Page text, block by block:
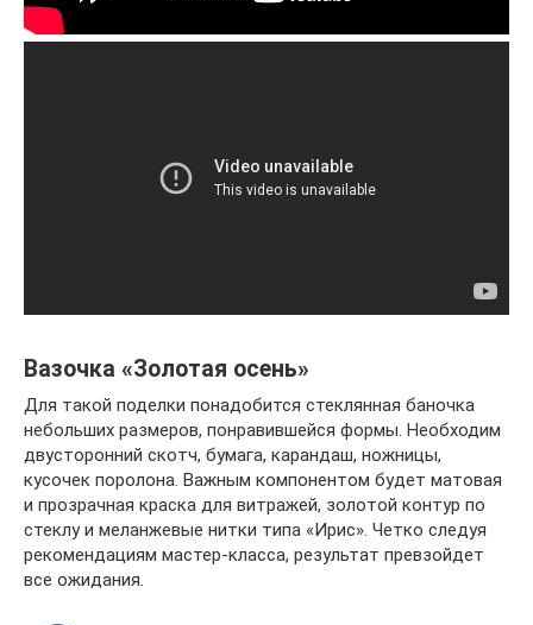
Вазочка «Золотая осень»
Для такой поделки понадобится стеклянная баночка
небольших размеров, понравившейся формы. Необходим
двусторонний скотч, бумага, карандаш, ножницы,
кусочек поролона. Важным компонентом будет матовая
и прозрачная краска для витражей, золотой контур по
стеклу и меланжевые нитки типа «Ирис». Четко следуя
рекомендациям мастер-класса, результат превзойдет
все ожидания.